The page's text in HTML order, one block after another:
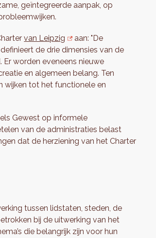
geïntegreerde aanpak, op
van Leipzig
aan: "De
de drie dimensies van de
worden eveneens nieuwe
en algemeen belang. Ten
wijken tot het functionele en
Gewest op informele
van de administraties belast
dat de herziening van het Charter
tussen lidstaten, steden, de
bij de uitwerking van het
die belangrijk zijn voor hun